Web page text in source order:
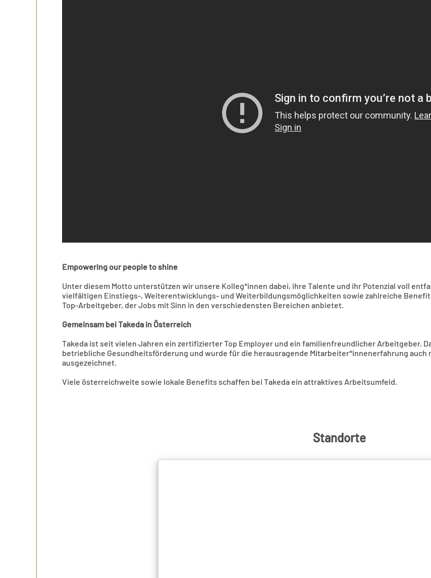
Empowering our people to shine
Unter diesem Motto unterstützen wir unsere Kolleg*innen dabei, ihre Talente und ihr Potenzial voll
vielfältigen Einstiegs-, Weiterentwicklungs- und Weiterbildungsmöglichkeiten sowie zahlreiche
Top-Arbeitgeber, der Jobs mit Sinn in den verschiedensten Bereichen anbietet.
Gemeinsam bei Takeda in Österreich
Takeda ist seit vielen Jahren ein zertifizierter Top Employer und ein familienfreundlicher Arbeitgeber.
betriebliche Gesundheitsförderung und wurde für die herausragende Mitarbeiter*innenerfahrung auch
ausgezeichnet.
Viele österreichweite sowie lokale Benefits schaffen bei Takeda ein attraktives Arbeitsumfeld.
Standorte